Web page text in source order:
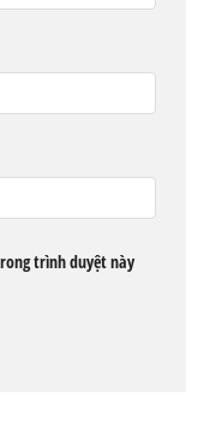
trình duyệt này